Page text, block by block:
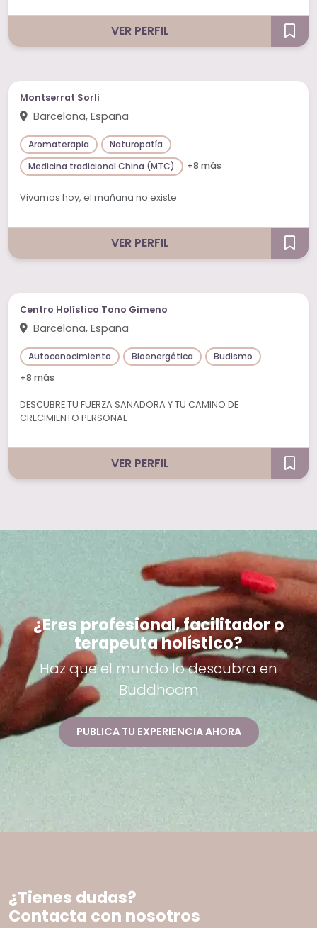
VER PERFIL
Montserrat Sorli
Barcelona, España
Aromaterapia
Naturopatía
Medicina tradicional China (MTC)
+8 más
Vivamos hoy, el mañana no existe
VER PERFIL
Centro Holístico Tono Gimeno
Barcelona, España
Autoconocimiento Bioenergética
Budismo
+8 más
DESCUBRE TU FUERZA SANADORA Y TU CAMINO DE
CRECIMIENTO PERSONAL
VER PERFIL
¿Eres profesional, facilitador o
terapeuta holístico?
Haz que el mundo lo descubra en
Buddhoom
PUBLICA TU EXPERIENCIA AHORA
¿Tienes dudas?
Contacta con nosotros